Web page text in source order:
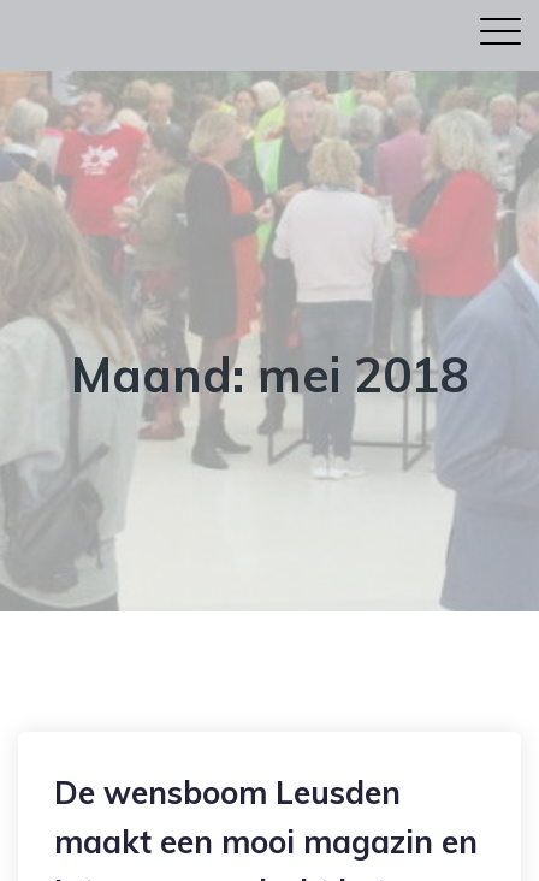
Maand: mei 2018
De wensboom Leusden
maakt een mooi magazin en